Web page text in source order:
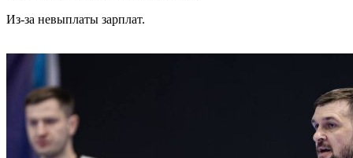
Из-за невыплаты зарплат.